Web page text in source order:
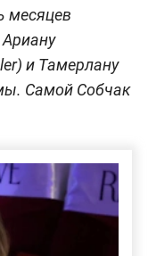
месяцев
и Тамерлану
Самой Собчак